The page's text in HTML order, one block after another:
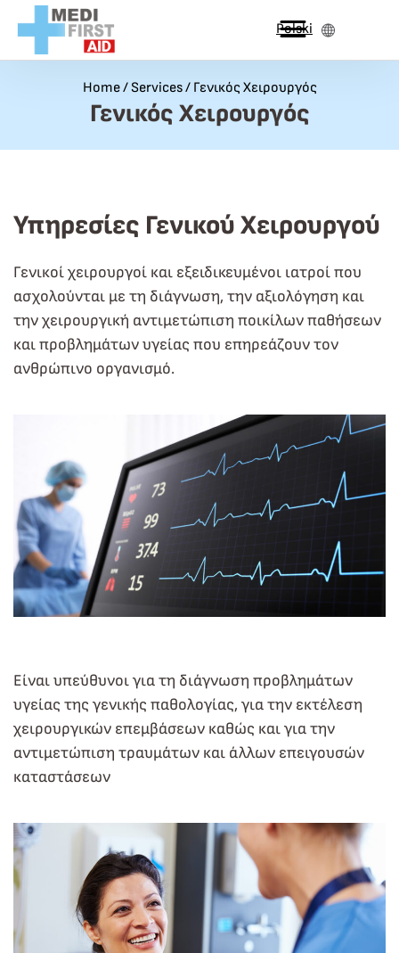
Przejdź do treści
Polski
Home/Services/ Γενικός Χειρουργός
Γενικός Χειρουργός
Υπηρεσίες Γενικού Χειρουργού
Γενικοί χειρουργοί και εξειδικευμένοι ιατροί που
ασχολούνται με τη διάγνωση, την αξιολόγηση και
την χειρουργική αντιμετώπιση ποικίλων παθήσεων
και προβλημάτων υγείας που επηρεάζουν τον
ανθρώπινο οργανισμό.
Είναι υπεύθυνοι για τη διάγνωση προβλημάτων
υγείας της γενικής παθολογίας, για την εκτέλεση
χειρουργικών επεμβάσεων καθώς και για την
αντιμετώπιση τραυμάτων και άλλων επειγουσών
καταστάσεων